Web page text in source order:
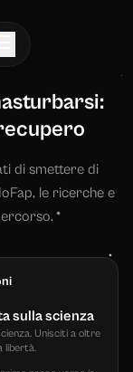
di smettere di
le ricerche e
sulla scienza
Unisciti a oltre
libertà.